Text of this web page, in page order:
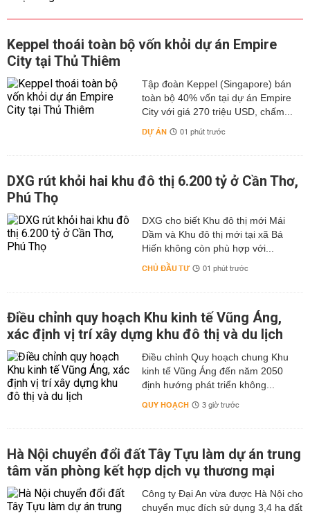
Keppel thoái toàn bộ vốn khỏi dự án Empire
City tại Thủ Thiêm
Tập đoàn Keppel (Singapore) bán
toàn bộ 40% vốn tại dự án Empire
City với giá 270 triệu USD, chấm...
DỰ ÁN 01 phút trước
DXG rút khỏi hai khu đô thị 6.200 tỷ ở Cần Thơ,
Phú Thọ
DXG cho biết Khu đô thị mới Mái
Dầm và Khu đô thị mới tại xã Bá
Hiến không còn phù hợp với...
CHỦ ĐẦU TƯ 01 phút trước
Điều chỉnh quy hoạch Khu kinh tế Vũng Áng,
xác định vị trí xây dựng khu đô thị và du lịch
Điều chỉnh Quy hoạch chung Khu
kinh tế Vũng Áng đến năm 2050
định hướng phát triển không...
QUY HOẠCH 3 giờ trước
Hà Nội chuyển đổi đất Tây Tựu làm dự án trung
tâm văn phòng kết hợp dịch vụ thương mại
Công ty Đại An vừa được Hà Nội cho
chuyển mục đích sử dụng 3,4 ha đất